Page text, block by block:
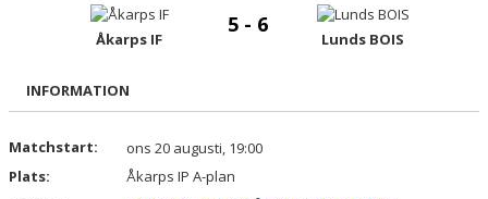
DOKUMENT
Åkarps IF
5 - 6
Lunds BOIS
INFORMATION
Matchstart:
ons 20 augusti, 19:00
Plats:
Åkarps IP A-plan